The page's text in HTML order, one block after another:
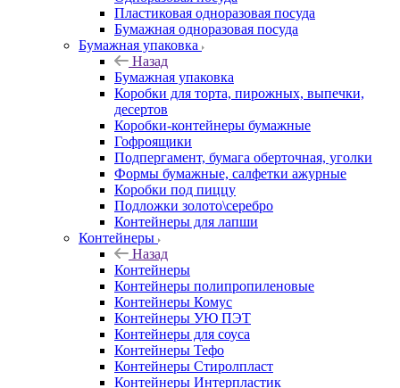
Пластиковая одноразовая посуда
Бумажная одноразовая посуда
Бумажная упаковка
Назад
Бумажная упаковка
Коробки для торта, пирожных, выпечки,
десертов
Коробки-контейнеры бумажные
Гофроящики
Подпергамент, бумага оберточная, уголки
Формы бумажные, салфетки ажурные
Коробки под пиццу
Подложки золото\серебро
Контейнеры для лапши
Контейнеры
Назад
Контейнеры
Контейнеры полипропиленовые
Контейнеры Комус
Контейнеры УЮ ПЭТ
Контейнеры для соуса
Контейнеры Тефо
Контейнеры Стиролпласт
Контейнеры Интерпластик